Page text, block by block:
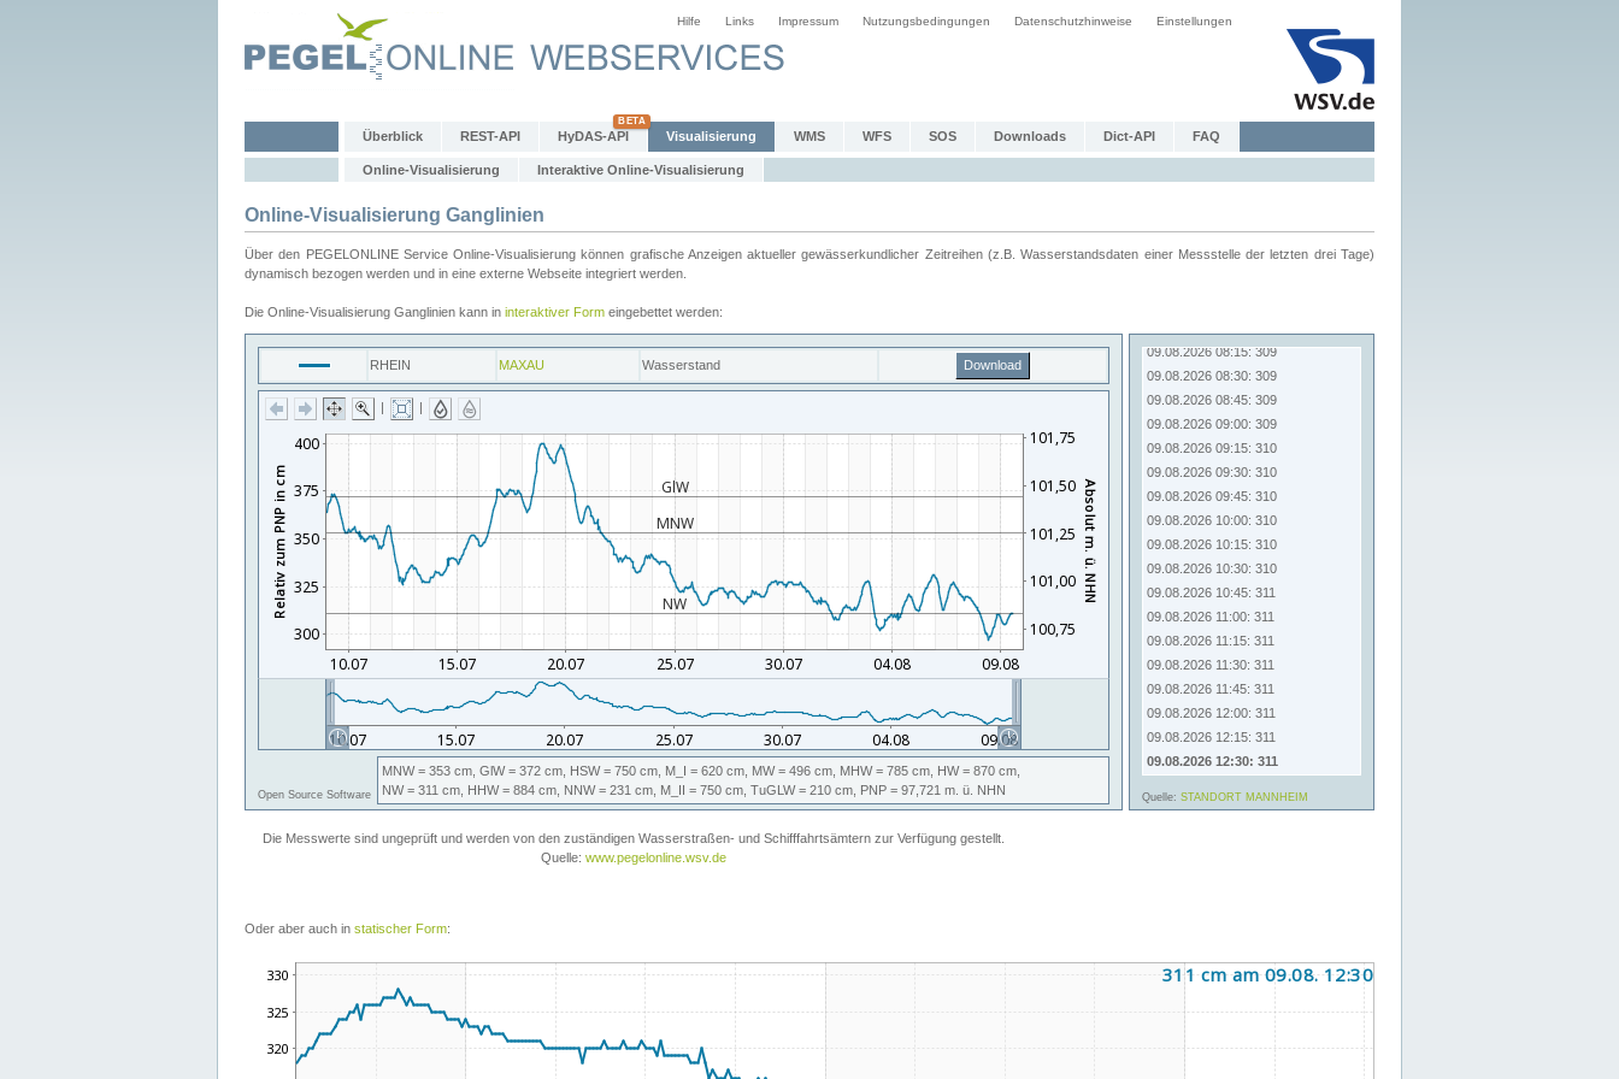
Hilfe Links Impressum Nutzungsbedingungen Datenschutzhinweise Einstellungen
Überblick REST-API HyDAS-API Visualisierung WMS WFS SOS Downloads Dict-API FAQ
Online-Visualisierung Interaktive Online-Visualisierung
Online-Visualisierung Ganglinien
Über den PEGELONLINE Service Online-Visualisierung können grafische Anzeigen aktueller gewässerkundlicher Zeitreihen (z.B. Wasserstandsdaten einer Messstelle der letzten drei Tage)
dynamisch bezogen werden und in eine externe Webseite integriert werden.
Die Online-Visualisierung Ganglinien kann in interaktiver Form eingebettet werden:
Oder aber auch in statischer Form: